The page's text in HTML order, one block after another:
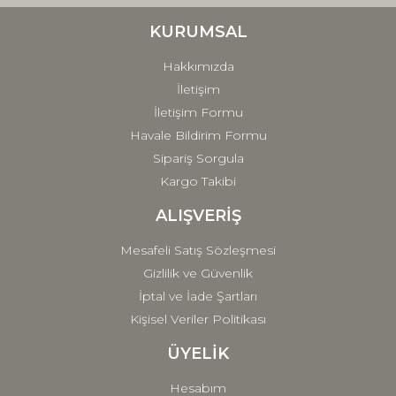
Ürün fiyatı diğer sitelerden daha pahalı.
Gönder
KURUMSAL
Hakkımızda
İletişim
İletişim Formu
Havale Bildirim Formu
Sipariş Sorgula
Kargo Takibi
ALIŞVERİŞ
Mesafeli Satış Sözleşmesi
Gizlilik ve Güvenlik
İptal ve İade Şartları
Kişisel Veriler Politikası
ÜYELİK
Hesabım